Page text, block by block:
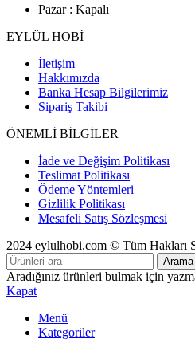
Pazar : Kapalı
EYLÜL HOBİ
İletişim
Hakkımızda
Banka Hesap Bilgilerimiz
Sipariş Takibi
ÖNEMLİ BİLGİLER
İade ve Değişim Politikası
Teslimat Politikası
Ödeme Yöntemleri
Gizlilik Politikası
Mesafeli Satış Sözleşmesi
2024 eylulhobi.com © Tüm Hakları
Arama
Aradığınız ürünleri bulmak için
Kapat
Menü
Kategoriler